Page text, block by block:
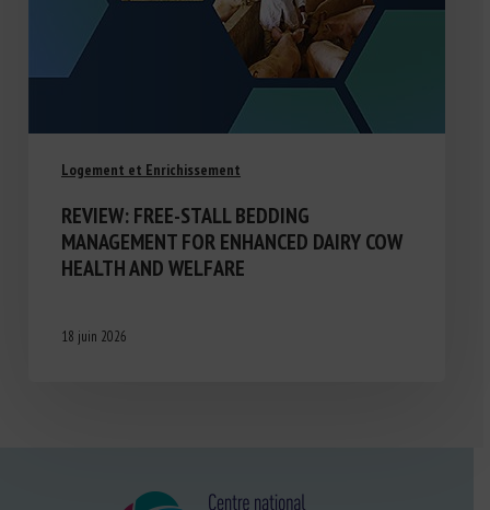
Logement et Enrichissement
REVIEW: FREE-STALL BEDDING
MANAGEMENT FOR ENHANCED DAIRY COW
HEALTH AND WELFARE
18 juin 2026